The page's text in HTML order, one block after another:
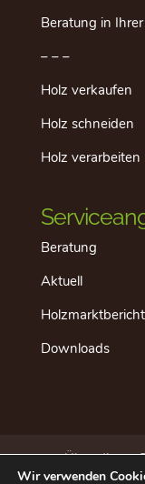
Beratung in
– – –
Holz verkaufen
Holz schneiden
Holz verarbeiten
Beratung
Aktuell
Downloads
Über dieses
Aktuell
Wir verwenden